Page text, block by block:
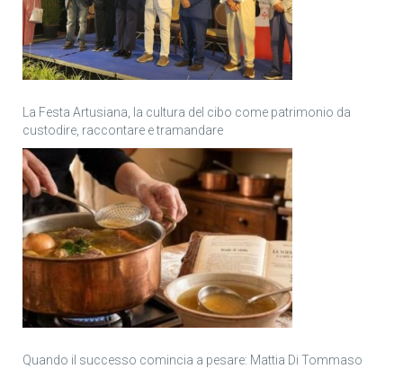
La Festa Artusiana, la cultura del cibo come patrimonio da
custodire, raccontare e tramandare
Quando il successo comincia a pesare: Mattia Di Tommaso